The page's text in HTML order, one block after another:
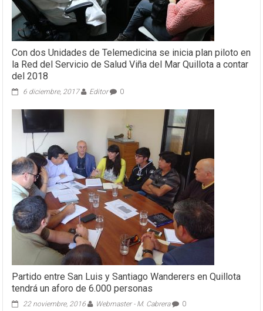
Con dos Unidades de Telemedicina se inicia plan piloto en
la Red del Servicio de Salud Viña del Mar Quillota a contar
del 2018
6 diciembre, 2017 Editor 0
Partido entre San Luis y Santiago Wanderers en Quillota
tendrá un aforo de 6.000 personas
22 noviembre, 2016 Webmaster - M. Cabrera 0